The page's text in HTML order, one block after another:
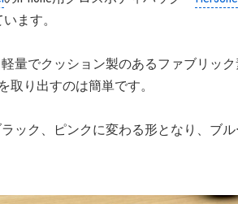
ます。
量でクッション製のあるファブリッ
取り出すのは簡単です。
ック、ピンクに変わる形となり、ブ